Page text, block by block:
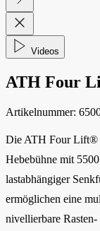
Videos
ATH Four
Artikelnummer:
Die ATH Four Lift®
Hebebühne mit
lastabhängiger
ermöglichen eine
nivellierbare